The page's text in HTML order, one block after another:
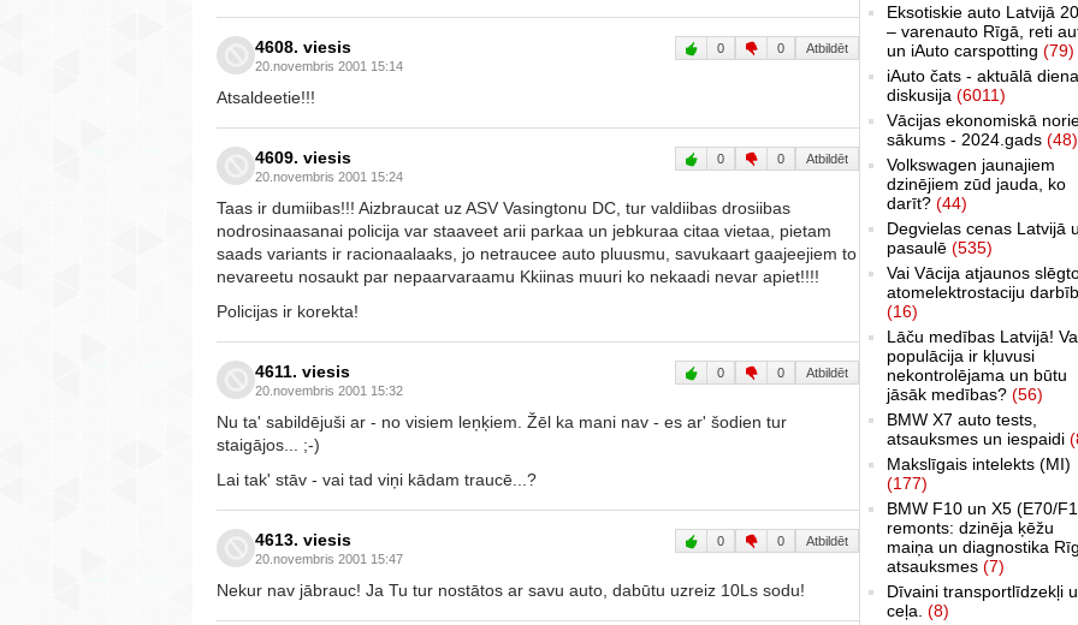
4608. viesis
20.novembris 2001 15:14
0 0 Atbildēt
Atsaldeetie!!!
4609. viesis
20.novembris 2001 15:24
0 0 Atbildēt
Taas ir dumiibas!!! Aizbraucat uz ASV Vasingtonu DC, tur valdiibas drosiibas
nodrosinaasanai policija var staaveet arii parkaa un jebkuraa citaa vietaa, pietam
saads variants ir racionaalaaks, jo netraucee auto pluusmu, savukaart gaajeejiem to
nevareetu nosaukt par nepaarvaraamu Kkiinas muuri ko nekaadi nevar apiet!!!!
Policijas ir korekta!
4611. viesis
20.novembris 2001 15:32
0 0 Atbildēt
Nu ta' sabildējuši ar - no visiem leņķiem. Žēl ka mani nav - es ar' šodien tur
staigājos... ;-)
Lai tak' stāv - vai tad viņi kādam traucē...?
4613. viesis
20.novembris 2001 15:47
0 0 Atbildēt
Nekur nav jābrauc! Ja Tu tur nostātos ar savu auto, dabūtu uzreiz 10Ls sodu!
Eksotiskie auto Latvijā
– varenauto Rīgā, reti
un iAuto carspotting (79)
iAuto čats - aktuālā
diskusija (6011)
Vācijas ekonomiskā
sākums - 2024.gads (48)
Volkswagen jaunajiem
dzinējiem zūd jauda, ko
darīt? (44)
Degvielas cenas Latvijā
pasaulē (535)
Vai Vācija atjaunos
atomelektrostaciju
(16)
Lāču medības Latvijā!
populācija ir kļuvusi
nekontrolējama un būtu
jāsāk medības? (56)
BMW X7 auto tests,
atsauksmes un iespaidi
Makslīgais intelekts (MI)
(177)
BMW F10 un X5 (E70/
remonts: dzinēja ķēžu
maiņa un diagnostika
atsauksmes (7)
Dīvaini transportlīdzekļi
ceļa. (8)